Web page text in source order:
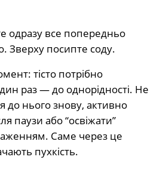
одразу все попередньо
Зверху посипте соду.
тісто потрібно
раз — до однорідності. Не
до нього знову, активно
паузи або “освіжати”
Саме через це
пухкість.